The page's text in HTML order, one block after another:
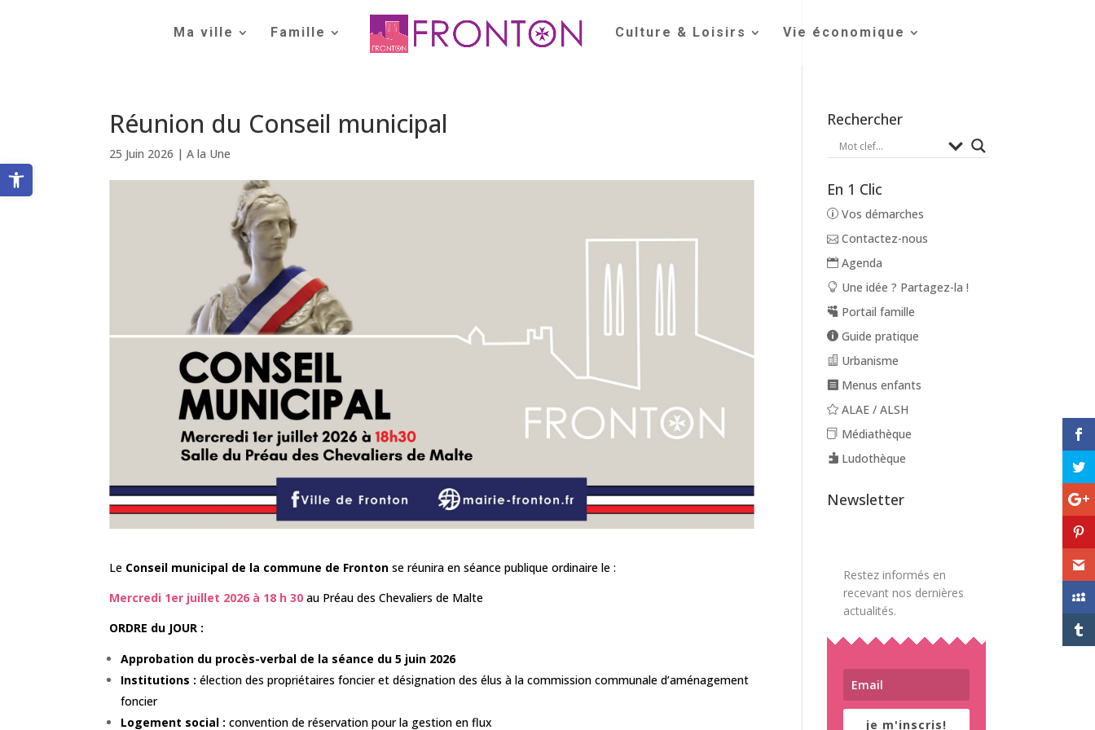
Ouvrir la barre d’outils
Ma ville Famille Culture & Loisirs Vie économique
Réunion du Conseil municipal
25 Juin 2026 |A la Une
Le Conseil municipal de la commune de Fronton se réunira en séance publique ordinaire le :
Mercredi 1er juillet 2026 à 18 h 30au Préau des Chevaliers de Malte
ORDRE du JOUR :
Approbation du procès-verbal de la séance du 5 juin 2026
Institutions :élection des propriétaires foncier et désignation des élus à la commission communale d’aménagement
foncier
Logement social :convention de réservation pour la gestion en flux
Rechercher
En 1 Clic
Vos démarches
Contactez-nous
Agenda
Une idée ? Partagez-la !
Portail famille
Guide pratique
Urbanisme
Menus enfants
ALAE / ALSH
Médiathèque
Ludothèque
Newsletter
Restez informés en
recevant nos dernières
actualités.
je m'inscris!